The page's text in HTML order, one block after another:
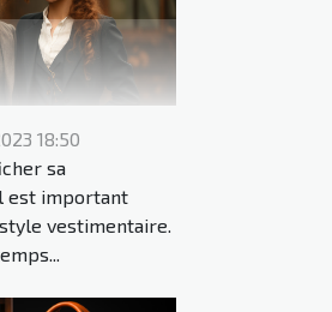
18:50
sa
est important
vestimentaire.